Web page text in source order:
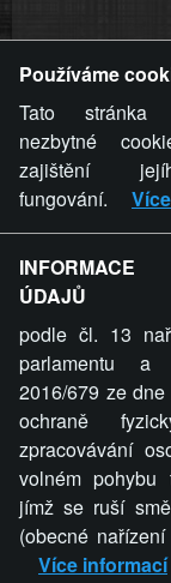
videa a
stránky týče, ani
stránku,
komentáře
provozovateli
Používáme
Tato stránka
nezbytné
zajištění
fungování.
ÚDAJŮ
podle čl. 13
parlamentu
2016/679 ze
ochraně
zpracovávání
volném pohybu
jímž se ruší
(obecné
Více informací